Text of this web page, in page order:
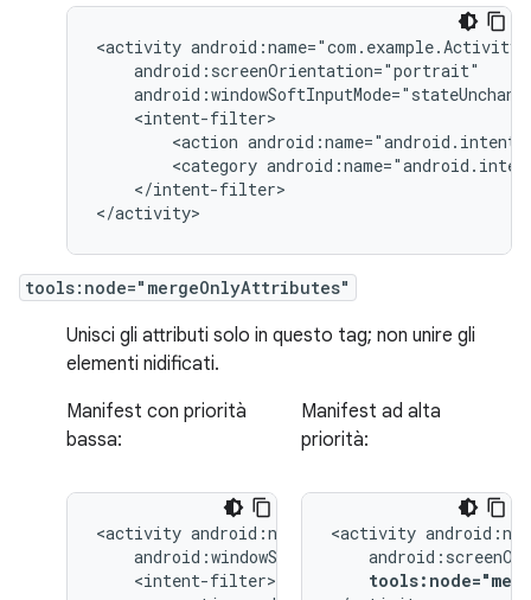
<activity
<action
<category
</intent-filter>
</activity>
tools:node="mergeOnlyAttributes"
Unisci gli attributi solo in questo tag; non unire gli
elementi nidificati.
Manifest con priorità
bassa:
<activity
Manifest ad alta
priorità:
<activity